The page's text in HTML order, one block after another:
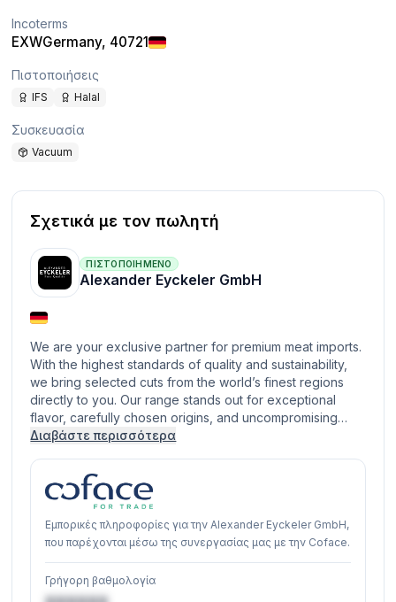
Incoterms
EXWGermany, 40721
Πιστοποιήσεις
IFS Halal
Συσκευασία
Vacuum
Σχετικά με τον πωλητή
ΠΙΣΤΟΠΟΙΗΜΈΝΟ
Alexander Eyckeler GmbH
We are your exclusive partner for premium meat imports.
With the highest standards of quality and sustainability,
we bring selected cuts from the world’s finest regions
directly to you. Our range stands out for exceptional
flavor, carefully chosen origins, and uncompromising…
Διαβάστε περισσότερα
Εμπορικές πληροφορίες για την Alexander Eyckeler GmbH,
που παρέχονται μέσω της συνεργασίας μας με την Coface.
Γρήγορη βαθμολογία